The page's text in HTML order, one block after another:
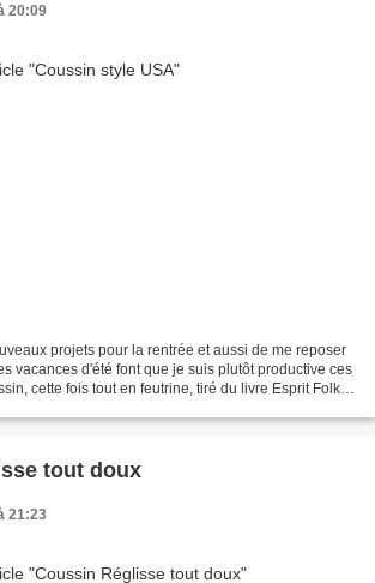
20:09
projets pour la rentrée et aussi de me reposer
vacances d'été font que je suis plutôt productive ces
cette fois tout en feutrine, tiré du livre Esprit Folk-
tout doux
21:23